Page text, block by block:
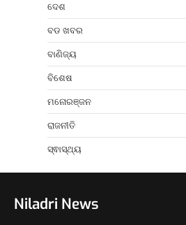
ଦେଶ
ବଡ ଖବର
ବାଣିଜ୍ୟ
ବିଶେଷ
ମନୋରଞ୍ଜନ
ରାଜନୀତି
ସ୍ଵାସ୍ଥ୍ୟ
Niladri News